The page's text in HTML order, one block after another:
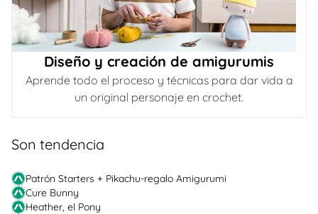
Diseño y creación de amigurumis
Aprende todo el proceso y técnicas para dar vida a
un original personaje en crochet.
Son tendencia
Patrón Starters + Pikachu-regalo Amigurumi
Cure Bunny
Heather, el Pony